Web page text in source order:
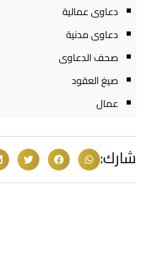
دعاوى عمالية
دعاوى مدنية
صحف الدعاوى
صيغ العقود
عمال
شارك: